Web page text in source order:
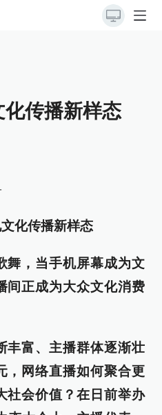
传播新样态
化传播新样态
舞，当手机屏幕成为文
间正成为大众文化消费
丰富、主播群体逐渐壮
，网络直播如何聚合更
社会价值？在日前举办